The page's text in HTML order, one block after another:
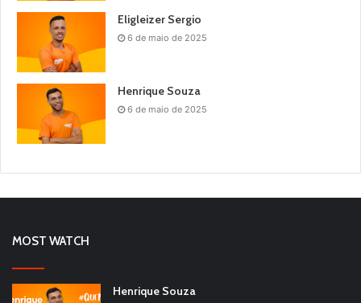
Eligleizer Sergio
6 de maio de 2025
Henrique Souza
6 de maio de 2025
MOST WATCH
Henrique Souza